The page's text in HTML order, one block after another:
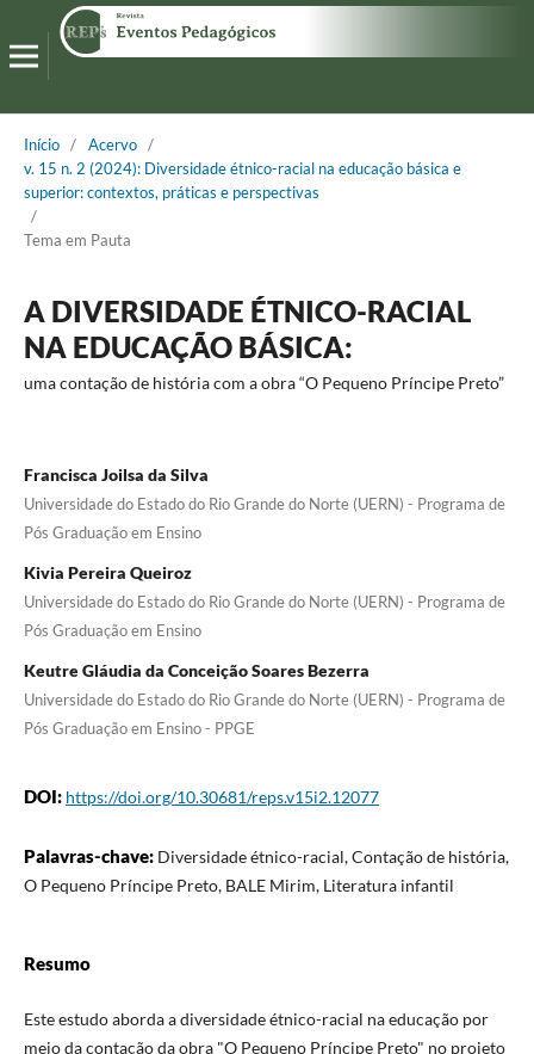
Início / Acervo /
v. 15 n. 2 (2024): Diversidade étnico-racial na educação básica e
superior: contextos, práticas e perspectivas
/
Tema em Pauta
A DIVERSIDADE ÉTNICO-RACIAL
NA EDUCAÇÃO BÁSICA:
uma contação de história com a obra “O Pequeno Príncipe Preto”
Francisca Joilsa da Silva
Universidade do Estado do Rio Grande do Norte (UERN) - Programa de
Pós Graduação em Ensino
Kivia Pereira Queiroz
Universidade do Estado do Rio Grande do Norte (UERN) - Programa de
Pós Graduação em Ensino
Keutre Gláudia da Conceição Soares Bezerra
Universidade do Estado do Rio Grande do Norte (UERN) - Programa de
Pós Graduação em Ensino - PPGE
DOI: https://doi.org/10.30681/reps.v15i2.12077
Palavras-chave: Diversidade étnico-racial, Contação de história,
O Pequeno Príncipe Preto, BALE Mirim, Literatura infantil
Resumo
Este estudo aborda a diversidade étnico-racial na educação por
meio da contação da obra "O Pequeno Príncipe Preto" no projeto